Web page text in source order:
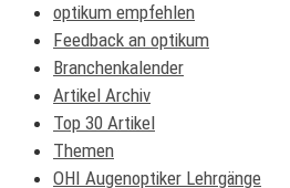
optikum empfehlen
Feedback an optikum
Branchenkalender
Artikel Archiv
Top 30 Artikel
Themen
OHI Augenoptiker Lehrgänge